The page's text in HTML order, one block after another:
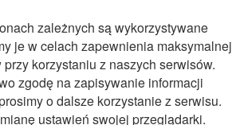
zależnych są wykorzystywane
je w celach zapewnienia maksymalnej
korzystaniu z naszych serwisów.
zgodę na zapisywanie informacji
o dalsze korzystanie z serwisu.
ustawień swojej przeglądarki.